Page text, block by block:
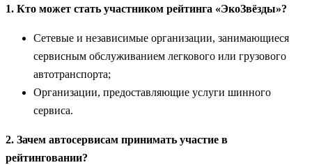
1. Кто может стать участником рейтинга «ЭкоЗвёзды»?
Сетевые и независимые организации, занимающиеся
сервисным обслуживанием легкового или грузового
автотранспорта;
Организации, предоставляющие услуги шинного
сервиса.
2. Зачем автосервисам принимать участие в
рейтинговании?